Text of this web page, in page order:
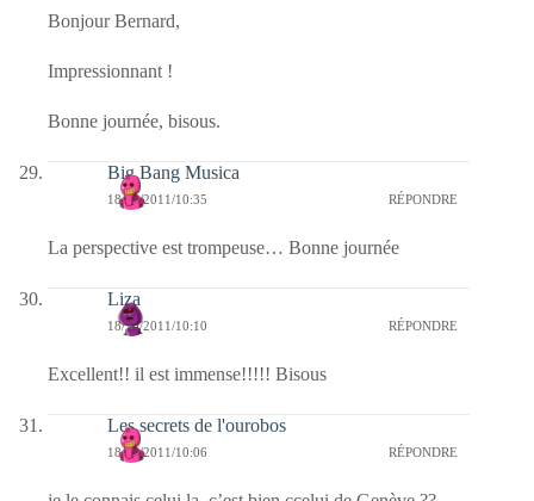
Bonjour Bernard,
Impressionnant !
Bonne journée, bisous.
Big Bang Musica
18/10/2011/10:35 RÉPONDRE
La perspective est trompeuse… Bonne journée
Liza
18/10/2011/10:10 RÉPONDRE
Excellent!! il est immense!!!!! Bisous
Les secrets de l'ourobos
18/10/2011/10:06 RÉPONDRE